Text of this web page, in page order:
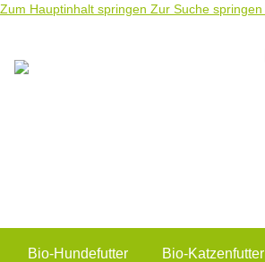
Zum Hauptinhalt springen Zur Suche springen
Bio-Hundefutter Bio-Katzenfutter